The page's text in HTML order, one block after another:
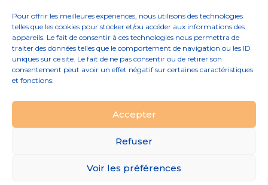
Pour offrir les meilleures expériences, nous utilisons des technologies
telles que les cookies pour stocker et/ou accéder aux informations des
appareils. Le fait de consentir à ces technologies nous permettra de
traiter des données telles que le comportement de navigation ou les ID
uniques sur ce site. Le fait de ne pas consentir ou de retirer son
consentement peut avoir un effet négatif sur certaines caractéristiques
et fonctions.
Accepter
Refuser
Voir les préférences
avril 2023
mars 2023
Principale
02 96 52 68 68
MENTIONS LÉGALES
PLAN DU SITE